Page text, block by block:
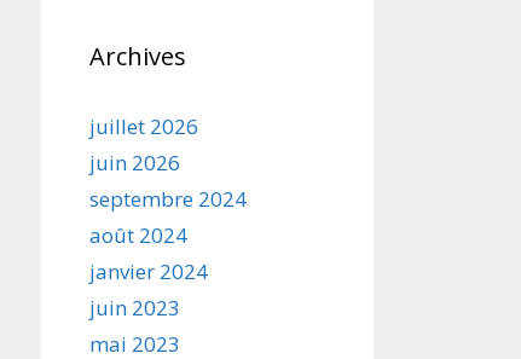
Archives
juillet 2026
juin 2026
septembre 2024
août 2024
janvier 2024
juin 2023
mai 2023